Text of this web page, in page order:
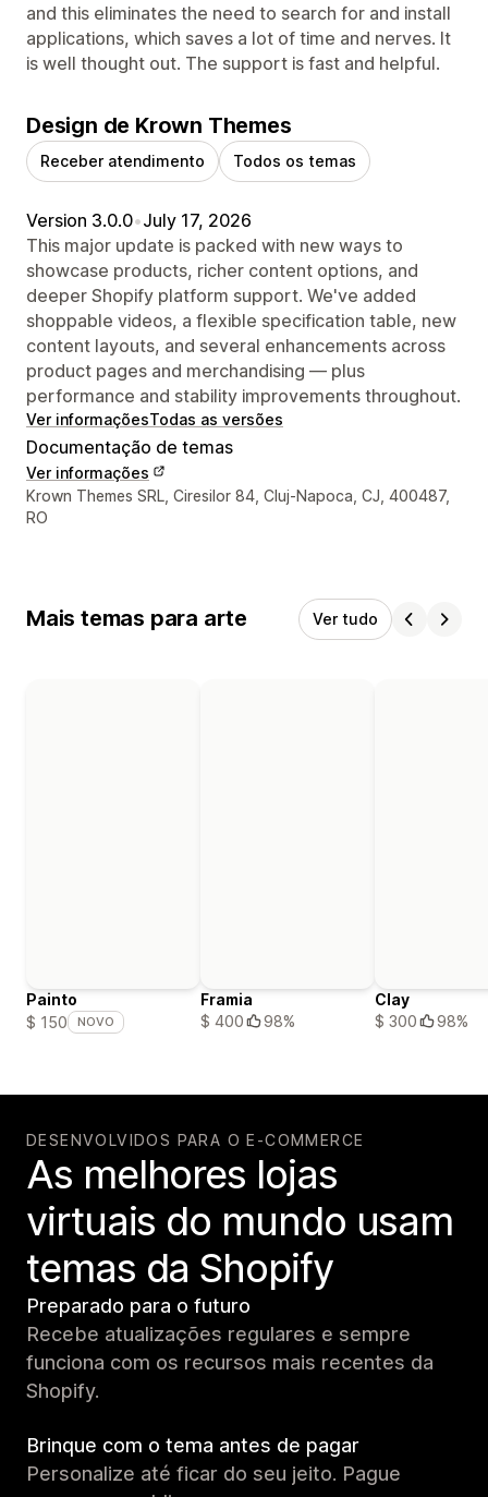
and this eliminates the need to search for and install
applications, which saves a lot of time and nerves. It
is well thought out. The support is fast and helpful.
Design de Krown Themes
Receber atendimento Todos os temas
Version 3.0.0•July 17, 2026
This major update is packed with new ways to
showcase products, richer content options, and
deeper Shopify platform support. We've added
shoppable videos, a flexible specification table, new
content layouts, and several enhancements across
product pages and merchandising — plus
performance and stability improvements throughout.
Ver informaçõesTodas as versões
Documentação de temas
Ver informações
Informações de contato do designer
Krown Themes SRL, Ciresilor 84, Cluj-Napoca, CJ, 400487,
RO
Mais temas para arte Ver tudo
Painto
$ 150
NOVO
Framia
$ 400
98%
Clay
$ 300
98%
DESENVOLVIDOS PARA O E-COMMERCE
As melhores lojas
virtuais do mundo usam
temas da Shopify
Preparado para o futuro
Recebe atualizações regulares e sempre
funciona com os recursos mais recentes da
Shopify.
Brinque com o tema antes de pagar
Personalize até ficar do seu jeito. Pague